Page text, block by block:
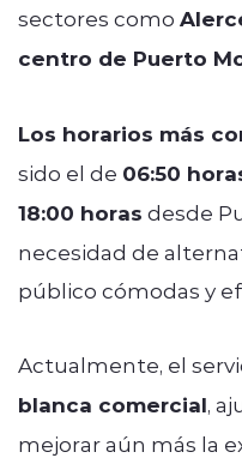
sectores como
centro de Puerto
Los horarios más
sido el de 06:50
18:00 horas desde
necesidad de
público cómodas y
Actualmente, el
blanca comercial,
mejorar aún más la